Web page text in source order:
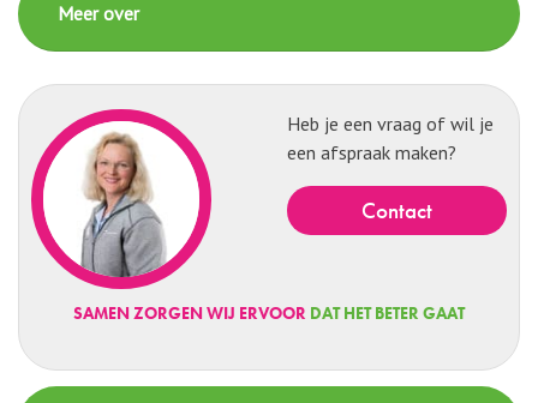
Meer over
Heb je een vraag of wil je
een afspraak maken?
contact
SAMEN ZORGEN WIJ ERVOOR DAT HET BETER GAAT